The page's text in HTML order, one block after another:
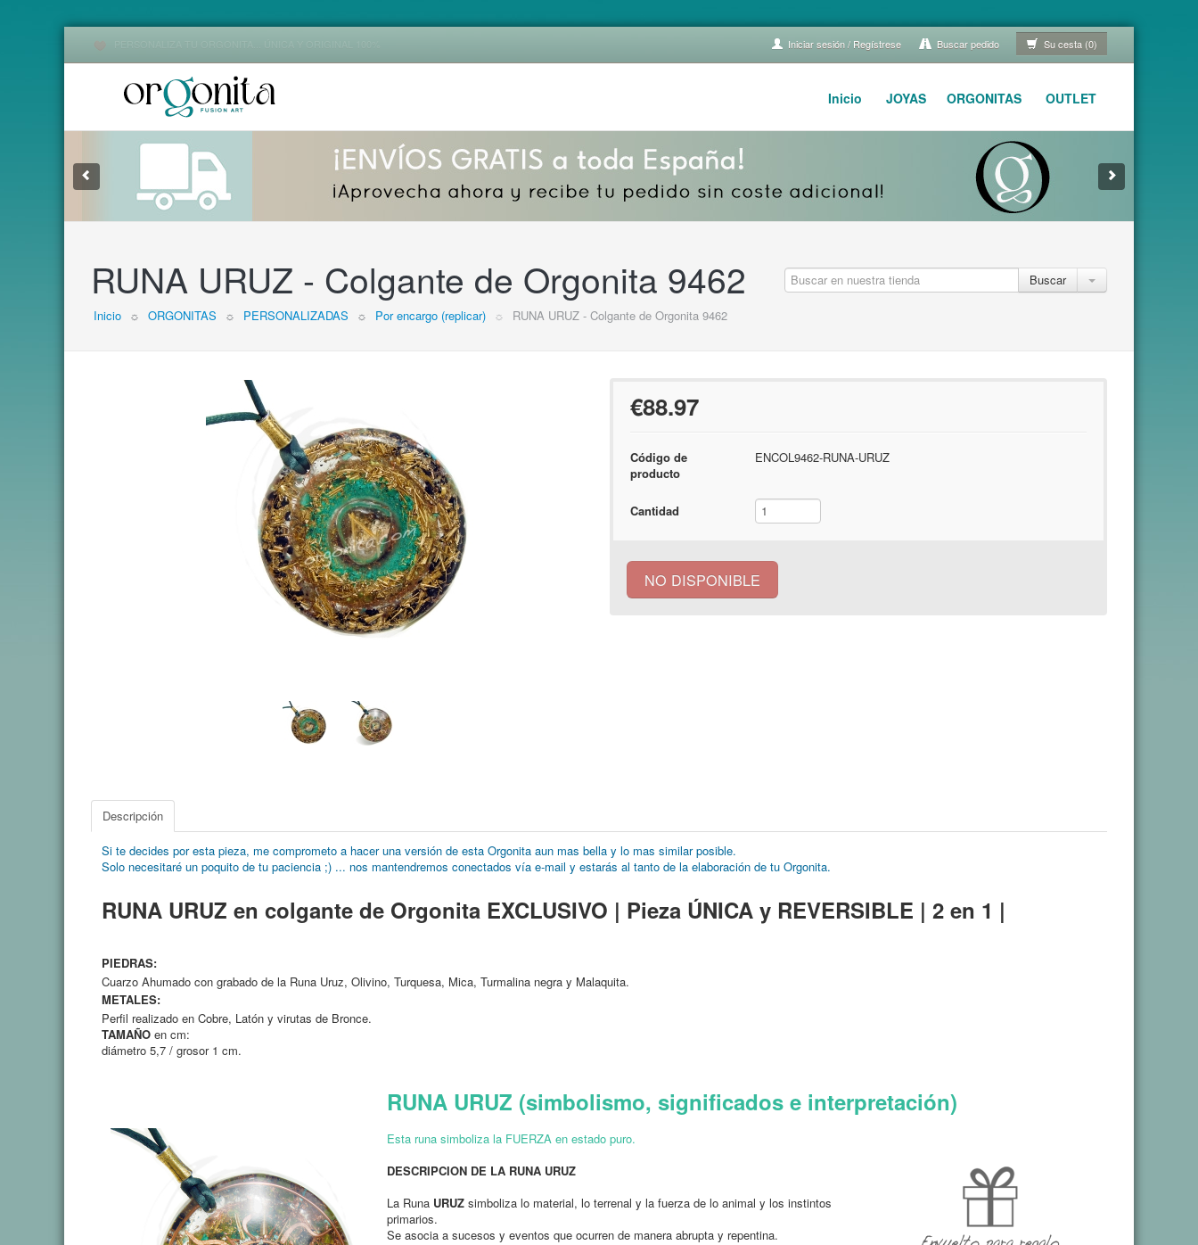
Iniciar sesión / Regístrese Buscar pedido Su cesta (0)
Inicio JOYAS ORGONITAS OUTLET
RUNA URUZ - Colgante de Orgonita 9462
Inicio ☼ ORGONITAS ☼ PERSONALIZADAS ☼ Por encargo (replicar) ☼ RUNA URUZ - Colgante de Orgonita 9462
Buscar
€88.97
Código de
producto
ENCOL9462-RUNA-URUZ
Cantidad
NO DISPONIBLE
Descripción
Si te decides por esta pieza, me comprometo a hacer una versión de esta Orgonita aun mas bella y lo mas similar posible.
Solo necesitaré un poquito de tu paciencia ;) ... nos mantendremos conectados vía e-mail y estarás al tanto de la elaboración de tu Orgonita.
RUNA URUZ en colgante de Orgonita EXCLUSIVO | Pieza ÚNICA y REVERSIBLE | 2 en 1 |
PIEDRAS:
Cuarzo Ahumado con grabado de la Runa Uruz, Olivino, Turquesa, Mica, Turmalina negra y Malaquita.
METALES:
Perfil realizado en Cobre, Latón y virutas de Bronce.
TAMAÑO en cm:
diámetro 5,7 / grosor 1 cm.
RUNA URUZ (simbolismo, significados e interpretación)
Esta runa simboliza la FUERZA en estado puro.
DESCRIPCION DE LA RUNA URUZ
La Runa URUZ simboliza lo material, lo terrenal y la fuerza de lo animal y los instintos
primarios.
Se asocia a sucesos y eventos que ocurren de manera abrupta y repentina.